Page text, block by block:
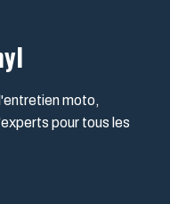
moto,
pour tous les